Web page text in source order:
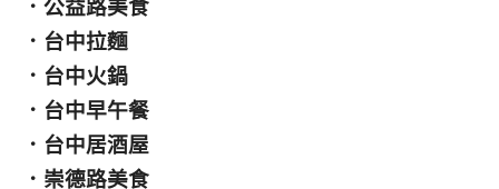
． 公益路美食
． 台中拉麵
． 台中火鍋
． 台中早午餐
． 台中居酒屋
． 崇德路美食